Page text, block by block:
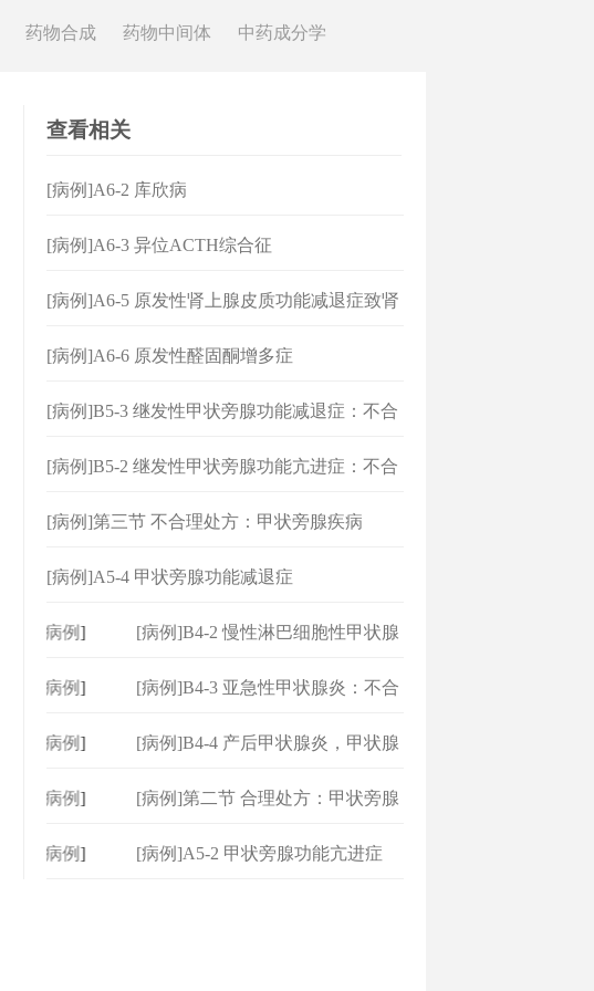
药物合成 药物中间体 中药成分学
查看相关
[病例]A6-2 库欣病
[病例]A6-3 异位ACTH综合征
[病例]A6-5 原发性肾上腺皮质功能减退症致肾
[病例]A6-6 原发性醛固酮增多症
[病例]B5-3 继发性甲状旁腺功能减退症：不合
[病例]B5-2 继发性甲状旁腺功能亢进症：不合
[病例]第三节 不合理处方：甲状旁腺疾病
[病例]A5-4 甲状旁腺功能减退症
病例] [病例]B4-2 慢性淋巴细胞性甲状腺
病例]
[病例]B4-3 亚急性甲状腺炎：不合
病例]
[病例]B4-4 产后甲状腺炎，甲状腺
病例]
[病例]第二节 合理处方：甲状旁腺
病例] [病例]A5-2 甲状旁腺功能亢进症